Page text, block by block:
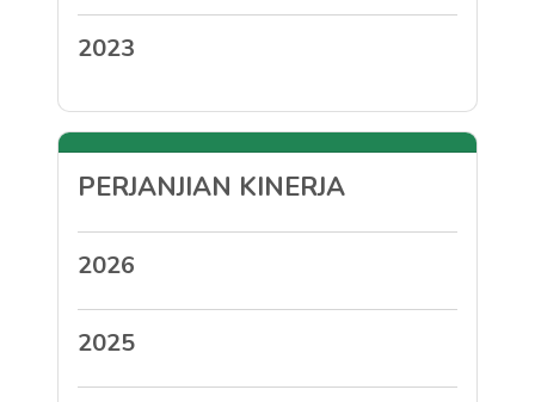
2023
PERJANJIAN KINERJA
2026
2025